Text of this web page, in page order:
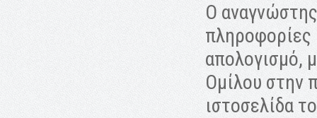
Ο
πληροφορίες
απολογισμό,
Ομίλου στην
ιστοσελίδα